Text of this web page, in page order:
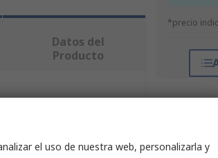
*precio
Datos del
Producto
el uso de nuestra web, personalizarla y